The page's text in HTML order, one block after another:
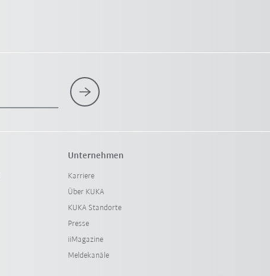
Unternehmen
Karriere
Über KUKA
KUKA Standorte
Presse
iiMagazine
Meldekanäle